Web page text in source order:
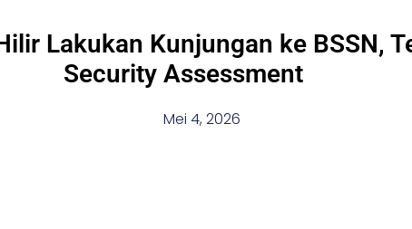
Lakukan Kunjungan ke BSSN,
Security Assessment
Mei 4, 2026